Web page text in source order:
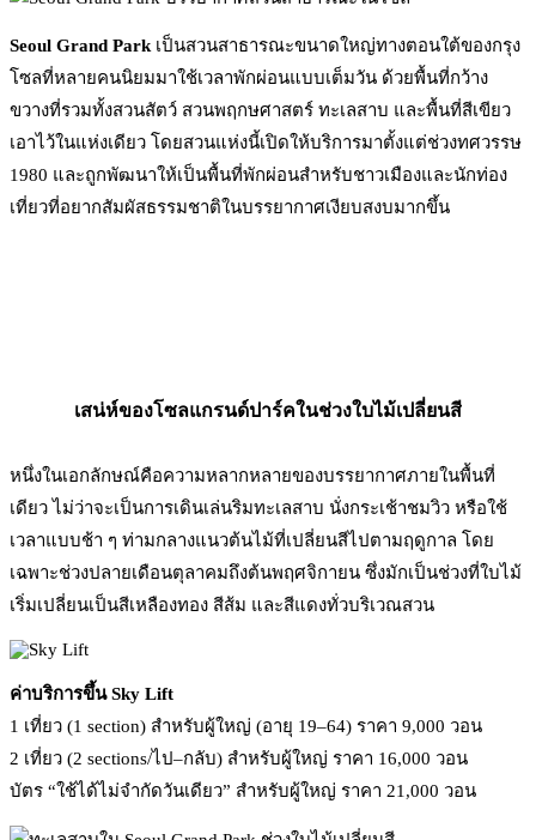
Seoul Grand Parkเป็นสวนสาธารณะขนาดใหญ่ทางตอนใต้ของกรุง
โซลที่หลายคนนิยมมาใช้เวลาพักผ่อนแบบเต็มวัน ด้วยพื้นที่กว้าง
ขวางที่รวมทั้งสวนสัตว์ สวนพฤกษศาสตร์ ทะเลสาบ และพื้นที่สีเขียว
เอาไว้ในแห่งเดียว โดยสวนแห่งนี้เปิดให้บริการมาตั้งแต่ช่วงทศวรรษ
1980 และถูกพัฒนาให้เป็นพื้นที่พักผ่อนสำหรับชาวเมืองและนักท่อง
เที่ยวที่อยากสัมผัสธรรมชาติในบรรยากาศเงียบสงบมากขึ้น
เสน่ห์ของโซลแกรนด์ปาร์คในช่วงใบไม้เปลี่ยนสี
หนึ่งในเอกลักษณ์คือความหลากหลายของบรรยากาศภายในพื้นที่
เดียว ไม่ว่าจะเป็นการเดินเล่นริมทะเลสาบ นั่งกระเช้าชมวิว หรือใช้
เวลาแบบช้า ๆ ท่ามกลางแนวต้นไม้ที่เปลี่ยนสีไปตามฤดูกาล โดย
เฉพาะช่วงปลายเดือนตุลาคมถึงต้นพฤศจิกายน ซึ่งมักเป็นช่วงที่ใบไม้
เริ่มเปลี่ยนเป็นสีเหลืองทอง สีส้ม และสีแดงทั่วบริเวณสวน
ค่าบริการขึ้น Sky Lift
1 เที่ยว (1 section) สำหรับผู้ใหญ่ (อายุ 19–64) ราคา 9,000 วอน
2 เที่ยว (2 sections/ไป–กลับ) สำหรับผู้ใหญ่ ราคา 16,000 วอน
บัตร “ใช้ได้ไม่จำกัดวันเดียว” สำหรับผู้ใหญ่ ราคา 21,000 วอน